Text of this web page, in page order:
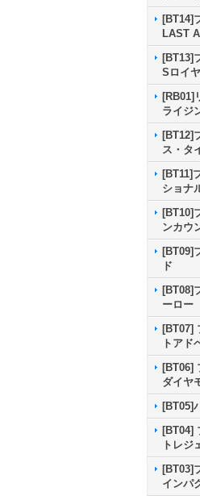
[BT14]
LAST
[BT13]
Sロイ
[RB01]
ライジ
[BT12]
ス・タ
[BT11]
ショナ
[BT10]
ンカウ
[BT09]
ド
[BT08]
ーロー
[BT07]
トアド
[BT06]
ダイヤ
[BT05]
[BT04]
トレジ
[BT03]
インパ